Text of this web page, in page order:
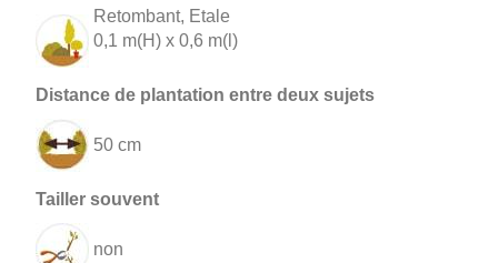
Retombant, Etale
0,1 m(H) x 0,6 m(l)
50 cm
non